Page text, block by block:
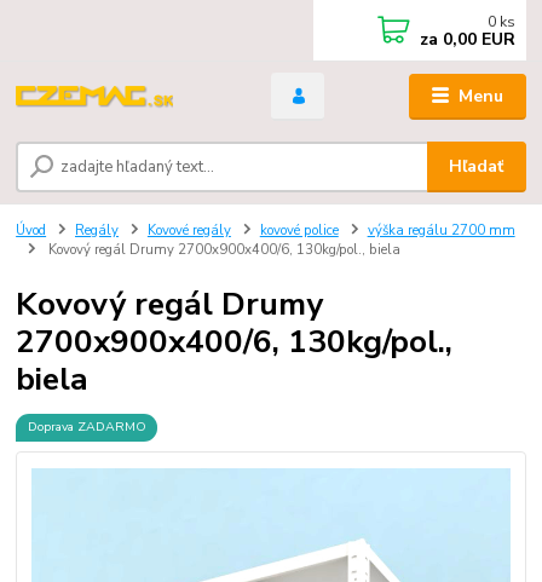
Menu
Hľadať
0 ks
za 0,00 EUR
Úvod Regály Kovové regály kovové police
výška regálu 2700 mm
Kovový regál Drumy 2700x900x400/6, 130kg/pol., biela
Kovový regál Drumy
2700x900x400/6, 130kg/pol.,
biela
Doprava ZADARMO